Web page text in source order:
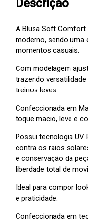
Descrição
A Blusa Soft Comfort
moderno, sendo uma
momentos casuais.
Com modelagem
trazendo
treinos leves.
Confeccionada em
toque macio, leve e
Possui tecnologia UV
contra os raios
e conservação da
liberdade total de
Ideal para compor
e praticidade.
Confeccionada em